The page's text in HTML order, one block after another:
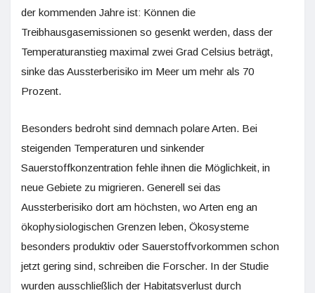
der kommenden Jahre ist: ­Können die
Treibhausgasemissionen so gesenkt werden, dass der
Temperaturanstieg maximal zwei Grad Celsius beträgt,
sinke das Aussterberisiko im Meer um mehr als 70
Prozent.
Besonders bedroht sind demnach polare Arten. Bei
steigenden Temperaturen und sinkender
Sauerstoffkonzentration fehle ihnen die Möglichkeit, in
neue Gebiete zu migrieren. Generell sei das
Aussterberisiko dort am höchsten, wo Arten eng an
ökophysiologischen Grenzen leben, Ökosysteme
besonders produktiv oder Sauerstoffvorkommen schon
jetzt gering sind, schreiben die Forscher. In der Studie
wurden ausschließlich der Habitatsverlust durch